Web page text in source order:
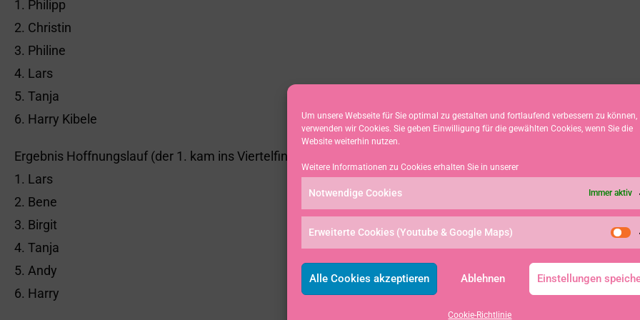
Um unsere Webseite für Sie optimal zu gestalten und fortlaufend verbessern zu können,
verwenden wir Cookies. Sie geben Einwilligung für die gewählten Cookies, wenn Sie die
Website weiterhin nutzen.
Weitere Informationen zu Cookies erhalten Sie in unserer
Notwendige Cookies Immer aktiv
Erweiterte Cookies (Youtube & Google Maps)
Alle Cookies akzeptieren Ablehnen Einstellungen
Cookie-Richtlinie
1. Philipp
2. Christin
3. Philine
4. Lars
5. Tanja
6. Harry Kibele
Ergebnis Hoffnungslauf (der 1. kam ins Viertelfinale):
1. Lars
2. Bene
3. Birgit
4. Tanja
5. Andy
6. Harry